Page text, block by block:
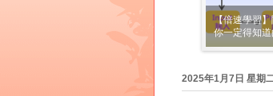
【倍速學習
你一定得知
2025年1月7日 星期